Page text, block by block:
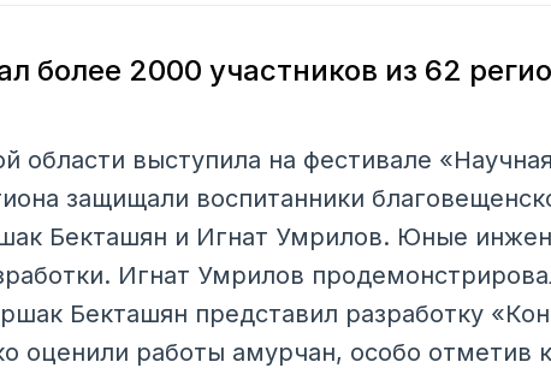
более 2000 участников из 62
области выступила на фестивале
защищали воспитанники
Бекташян и Игнат Умрилов. Юные
Игнат Умрилов
Бекташян представил разработку
оценили работы амурчан, особо отметив